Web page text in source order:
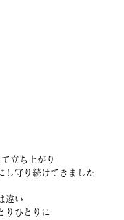
立ち上がり
し守り続けてきました
違い
りひとりに